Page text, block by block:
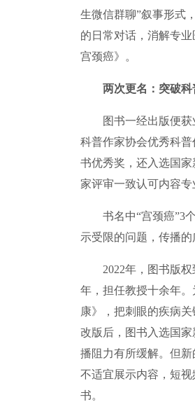
生微信群聊”叙事形式
的日常对话，消解专
宫颈癌》。
两次更名：突破
图书一经出版便获业
科普作家协会优秀科
书优秀奖，还入选国
家评审一致认可内容专
书名中“宫颈癌”3个
示受限的问题，传播的
2022年，图书版权
年，担任教授十余年
康》，把刺眼的疾病关
改版后，图书入选国
播阻力有所缓解。但
不适宜展示内容，短
书。